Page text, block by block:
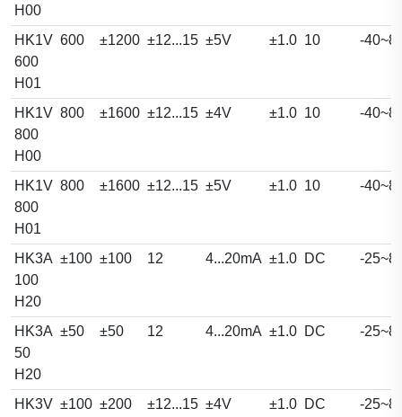
H00
HK1V
600
H01
600 ±1200 ±12...15 ±5V ±1.0 10 -
HK1V
800
H00
800 ±1600 ±12...15 ±4V ±1.0 10 -
HK1V
800
H01
800 ±1600 ±12...15 ±5V ±1.0 10 -
HK3A
100
H20
±100 ±100 12 4...20mA ±1.0 DC -
HK3A
50
H20
±50 ±50 12 4...20mA ±1.0 DC -
HK3V ±100 ±200 ±12...15 ±4V ±1.0 DC -